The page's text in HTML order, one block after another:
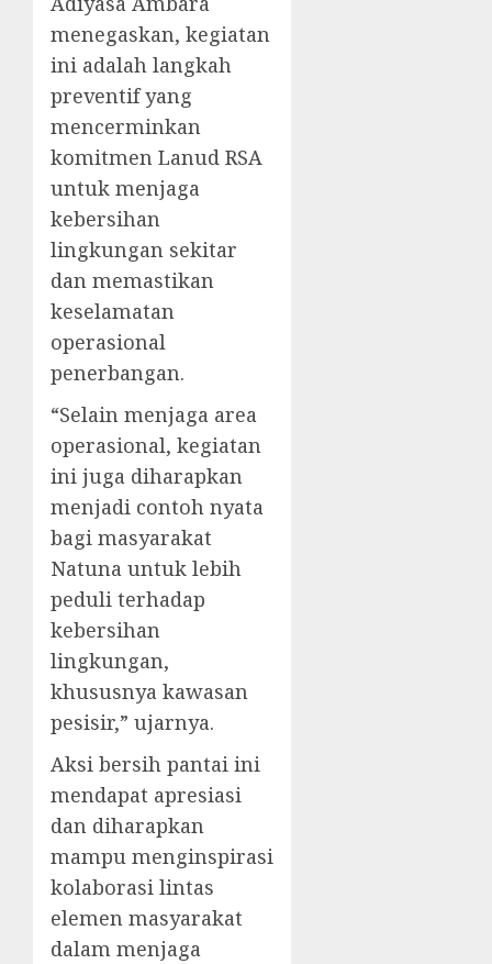
menegaskan, kegiatan
ini adalah langkah
preventif yang
mencerminkan
komitmen Lanud RSA
untuk menjaga
kebersihan
lingkungan sekitar
dan memastikan
keselamatan
operasional
penerbangan.
“Selain menjaga area
operasional, kegiatan
ini juga diharapkan
menjadi contoh nyata
bagi masyarakat
Natuna untuk lebih
peduli terhadap
kebersihan
lingkungan,
khususnya kawasan
pesisir,” ujarnya.
Aksi bersih pantai ini
mendapat apresiasi
dan diharapkan
mampu menginspirasi
kolaborasi lintas
elemen masyarakat
dalam menjaga